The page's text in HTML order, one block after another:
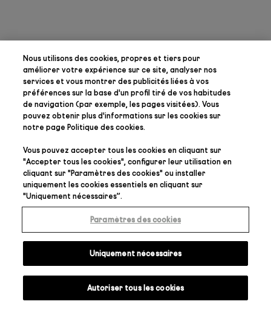
Nous utilisons des cookies, propres et tiers pour
améliorer votre expérience sur ce site, analyser nos
services et vous montrer des publicités liées à vos
préférencessur la base d'un profil tiré de vos habitudes
de navigation (par exemple, les pages visitées). Vous
pouvez obtenir plus d'informations sur les cookies sur
notre pagePolitique des cookies.
Vous pouvez accepter tous les cookies en cliquant sur
"Accepter tous les cookies", configurer leur utilisation en
cliquant sur "Paramètres des cookies" ou installer
uniquement les cookies essentiels en cliquant sur
"Uniquement nécessaires”.
Paramètres des cookies
Uniquement nécessaires
Autoriser tous les cookies